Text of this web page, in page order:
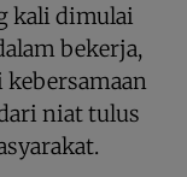
kali dimulai
bekerja,
niat tulus